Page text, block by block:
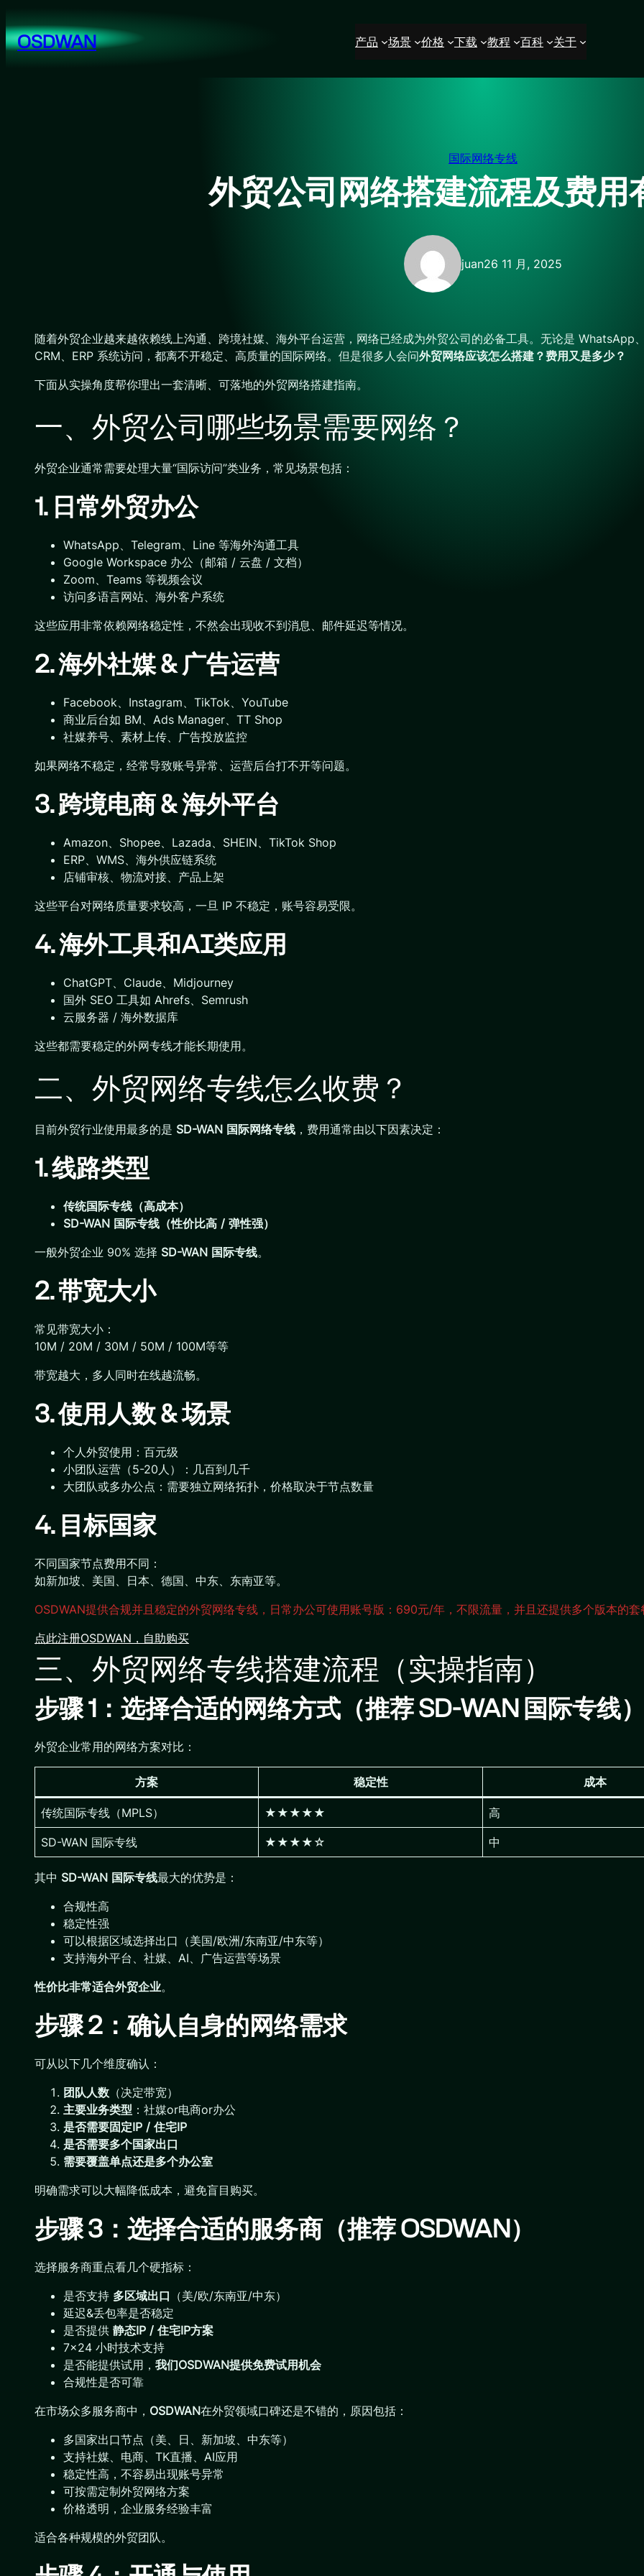
至
内OSDWAN 产品 场景 价格 下载 教程 百科 关于
国际网络专线
外贸公司网络搭建流程及费用
juan26 11 月, 2025
随着外贸企业越来越依赖线上沟通、跨境社媒、海外平台运营，网络已经成为外贸公司的必备工具。无论是
CRM、ERP 系统访问，都离不开稳定、高质量的国际网络。但是很多人会问外贸网络应该怎么搭建？费用又是多少？
下面从实操角度帮你理出一套清晰、可落地的外贸网络搭建指南。
一、外贸公司哪些场景需要网络？
外贸企业通常需要处理大量“国际访问”类业务，常见场景包括：
1. 日常外贸办公
WhatsApp、Telegram、Line 等海外沟通工具
Google Workspace 办公（邮箱 / 云盘 / 文档）
Zoom、Teams 等视频会议
访问多语言网站、海外客户系统
这些应用非常依赖网络稳定性，不然会出现收不到消息、邮件延迟等情况。
2. 海外社媒 & 广告运营
Facebook、Instagram、TikTok、YouTube
商业后台如 BM、Ads Manager、TT Shop
社媒养号、素材上传、广告投放监控
如果网络不稳定，经常导致账号异常、运营后台打不开等问题。
3. 跨境电商 & 海外平台
Amazon、Shopee、Lazada、SHEIN、TikTok Shop
ERP、WMS、海外供应链系统
店铺审核、物流对接、产品上架
这些平台对网络质量要求较高，一旦 IP 不稳定，账号容易受限。
4. 海外工具和AI类应用
ChatGPT、Claude、Midjourney
国外 SEO 工具如 Ahrefs、Semrush
云服务器 / 海外数据库
这些都需要稳定的外网专线才能长期使用。
二、外贸网络专线怎么收费？
目前外贸行业使用最多的是 SD-WAN 国际网络专线 ，费用通常由以下因素决定：
1. 线路类型
传统国际专线（高成本）
SD-WAN 国际专线（性价比高 / 弹性强）
一般外贸企业 90% 选择 SD-WAN 国际专线。
2. 带宽大小
常见带宽大小：
10M / 20M / 30M / 50M / 100M等等
带宽越大，多人同时在线越流畅。
3. 使用人数 & 场景
个人外贸使用：百元级
小团队运营（5-20人）：几百到几千
大团队或多办公点：需要独立网络拓扑，价格取决于节点数量
4. 目标国家
不同国家节点费用不同：
如新加坡、美国、日本、德国、中东、东南亚等。
OSDWAN提供合规并且稳定的外贸网络专线，日常办公可使用账号版：690元/年，不限流量，并且还提供多个版本的套
点此注册OSDWAN，自助购买
三、外贸网络专线搭建流程（实操指南）
步骤 1：选择合适的网络方式（推荐 SD-WAN 国际专线）
外贸企业常用的网络方案对比：
方案 稳定性 成本
传统国际专线（MPLS） ★★★★★ 高
SD-WAN 国际专线 ★★★★☆ 中
其中 SD-WAN 国际专线最大的优势是：
合规性高
稳定性强
可以根据区域选择出口（美国/欧洲/东南亚/中东等）
支持海外平台、社媒、AI、广告运营等场景
性价比非常适合外贸企业。
步骤 2：确认自身的网络需求
可从以下几个维度确认：
团队人数 （决定带宽）
主要业务类型 ：社媒or电商or办公
是否需要固定IP / 住宅IP
是否需要多个国家出口
需要覆盖单点还是多个办公室
明确需求可以大幅降低成本，避免盲目购买。
步骤 3：选择合适的服务商（推荐 OSDWAN）
选择服务商重点看几个硬指标：
是否支持 多区域出口 （美/欧/东南亚/中东）
延迟&丢包率是否稳定
是否提供 静态IP / 住宅IP方案
7×24 小时技术支持
是否能提供试用， 我们OSDWAN提供免费试用机会
合规性是否可靠
在市场众多服务商中， OSDWAN在外贸领域口碑还是不错的，原因包括：
多国家出口节点（美、日、新加坡、中东等）
支持社媒、电商、TK直播、AI应用
稳定性高，不容易出现账号异常
可按需定制外贸网络方案
价格透明，企业服务经验丰富
适合各种规模的外贸团队。